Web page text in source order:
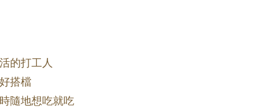
的打工人
搭檔
隨地想吃就吃